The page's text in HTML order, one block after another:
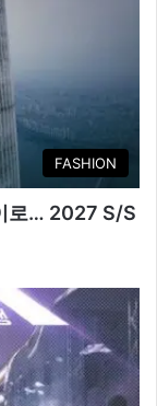
FASHION
로… 2027 S/S